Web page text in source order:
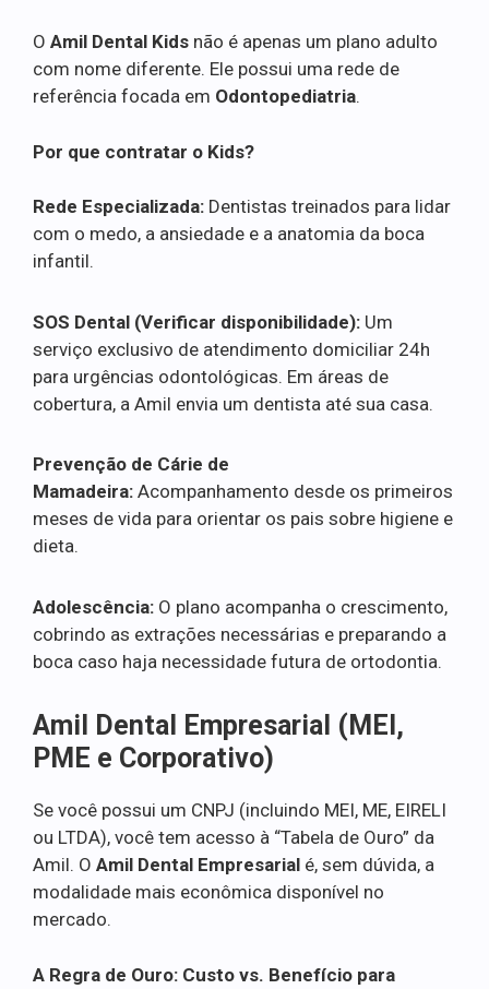
O Amil Dental Kids não é apenas um plano adulto
com nome diferente. Ele possui uma rede de
referência focada em Odontopediatria.
Por que contratar o Kids?
Rede Especializada: Dentistas treinados para lidar
com o medo, a ansiedade e a anatomia da boca
infantil.
SOS Dental (Verificar disponibilidade): Um
serviço exclusivo de atendimento domiciliar 24h
para urgências odontológicas. Em áreas de
cobertura, a Amil envia um dentista até sua casa.
Prevenção de Cárie de
Mamadeira: Acompanhamento desde os primeiros
meses de vida para orientar os pais sobre higiene e
dieta.
Adolescência: O plano acompanha o crescimento,
cobrindo as extrações necessárias e preparando a
boca caso haja necessidade futura de ortodontia.
Amil Dental Empresarial (MEI,
PME e Corporativo)
Se você possui um CNPJ (incluindo MEI, ME, EIRELI
ou LTDA), você tem acesso à “Tabela de Ouro” da
Amil. O Amil Dental Empresarial é, sem dúvida, a
modalidade mais econômica disponível no
mercado.
A Regra de Ouro: Custo vs. Benefício para